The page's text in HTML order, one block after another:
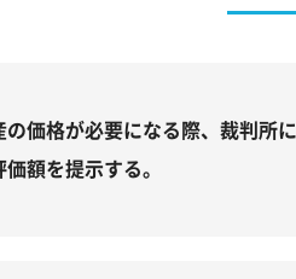
価格が必要になる際、裁判所
額を提示する。